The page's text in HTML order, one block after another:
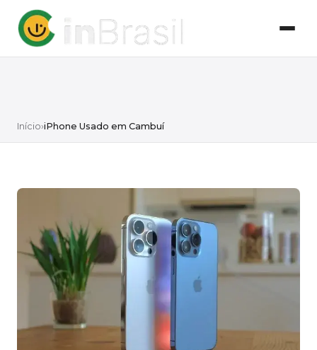
Início›iPhone Usado em Cambuí